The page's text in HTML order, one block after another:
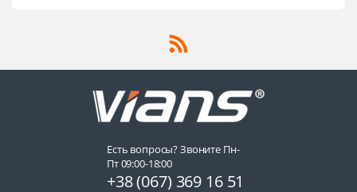
Есть вопросы? Звоните Пн-
Пт 09:00-18:00
+38 (067) 369 16 51